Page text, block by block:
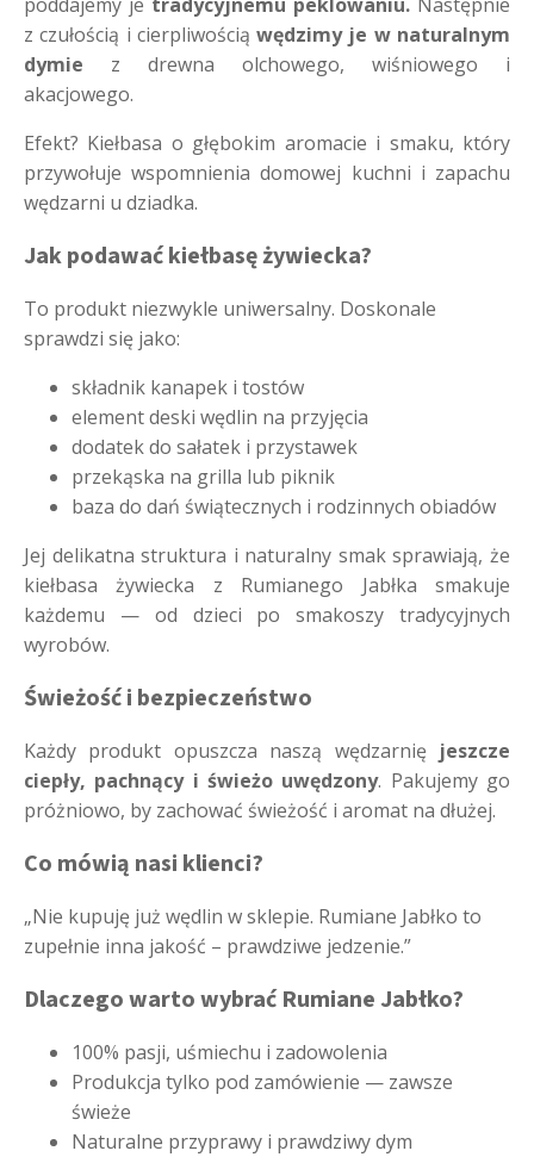
z czułością i cierpliwościąwędzimy je w naturalnym
dymie z drewna olchowego, wiśniowego i
akacjowego.
Efekt? Kiełbasa o głębokim aromacie i smaku, który
przywołuje wspomnienia domowej kuchni i zapachu
wędzarni u dziadka.
Jak podawać kiełbasę żywiecka?
To produkt niezwykle uniwersalny. Doskonale
sprawdzi się jako:
składnik kanapek i tostów
element deski wędlin na przyjęcia
dodatek do sałatek i przystawek
przekąska na grilla lub piknik
baza do dań świątecznych i rodzinnych obiadów
Jej delikatna struktura i naturalny smak sprawiają, że
kiełbasa żywiecka z Rumianego Jabłka smakuje
każdemu — od dzieci po smakoszy tradycyjnych
wyrobów.
Świeżość i bezpieczeństwo
Każdy produkt opuszcza naszą wędzarnię jeszcze
ciepły, pachnący i świeżo uwędzony. Pakujemy go
próżniowo, by zachować świeżość i aromat na dłużej.
Co mówią nasi klienci?
„Nie kupuję już wędlin w sklepie. Rumiane Jabłko to
zupełnie inna jakość – prawdziwe jedzenie.”
Dlaczego warto wybrać Rumiane Jabłko?
100% pasji, uśmiechu i zadowolenia
Produkcja tylko pod zamówienie — zawsze
świeże
Naturalne przyprawy i prawdziwy dym